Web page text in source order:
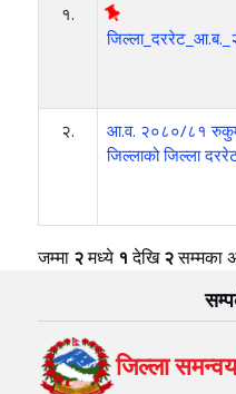
१.
२.
आ.व. २०८०/८१
जिल्लाको जिल्ला
जम्मा २मध्ये १देखि२सम्मका
जिल्ला